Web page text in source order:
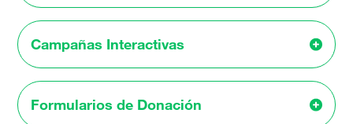
Campañas Interactivas
Formularios de Donación